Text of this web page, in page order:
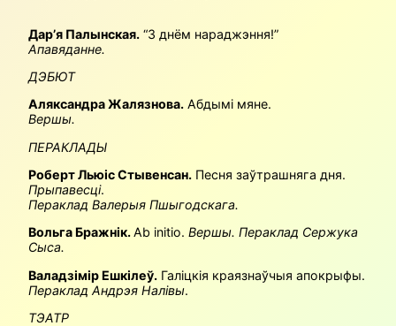
Дар’я Палынская. “З днём нараджэння!”
Апавяданне.
ДЭБЮТ
Аляксандра Жалязнова. Абдымі мяне.
Вершы.
ПЕРАКЛАДЫ
Роберт Льюіс Стывенсан. Песня заўтрашняга дня.
Прыпавесці.
Пераклад Валерыя Пшыгодскага.
Вольга Бражнік.Ab initio. Вершы. Пераклад Сержука
Сыса.
Валадзімір Ешкілеў. Галіцкія краязнаўчыя апокрыфы.
Пераклад Андрэя Налівы.
ТЭАТР